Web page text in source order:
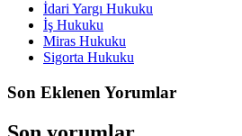
İdari Yargı Hukuku
İş Hukuku
Miras Hukuku
Sigorta Hukuku
Son Eklenen Yorumlar